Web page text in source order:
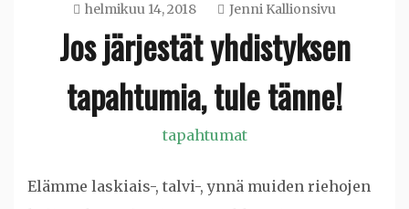
helmikuu 14, 2018 Jenni Kallionsivu
Jos järjestät yhdistyksen
tapahtumia, tule tänne!
tapahtumat
Elämme laskiais-, talvi-, ynnä muiden riehojen